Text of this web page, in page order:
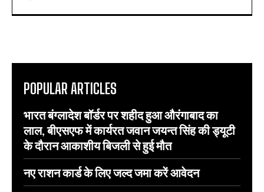
POPULAR ARTICLES
भारत बंग्लादेश बॉर्डर पर शहीद हुआ औरंगाबाद का
लाल, बीएसएफ में कार्यरत जवान जयन्त सिंह की ड्यूटी
के दौरान आकाशीय बिजली से हुई मौत
नए राशन कार्ड के लिए जल्द जमा करें आवेदन